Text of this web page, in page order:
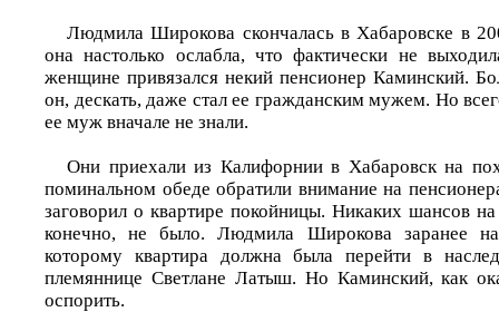
Людмила Широкова скончалась в Хабаровске в
она настолько ослабла, что фактически не
женщине привязался некий пенсионер Каминский.
он, дескать, даже стал ее гражданским мужем. Но
ее муж вначале не знали.
Они приехали из Калифорнии в Хабаровск на
поминальном обеде обратили внимание на
заговорил о квартире покойницы. Никаких шансов на
конечно, не было. Людмила Широкова заранее
которому квартира должна была перейти в
племяннице Светлане Латыш. Но Каминский, как
оспорить.